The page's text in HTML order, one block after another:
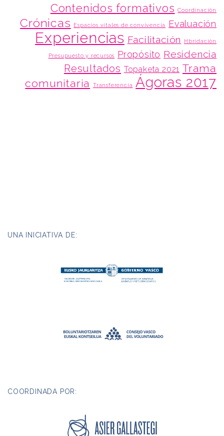
Contenidos formativos Coordinación
Crónicas Espacios vitales de convivencia Evaluación
Experiencias Facilitación Hbridación
Presupuesto y recursos Propósito Residencia
Resultados Topaketa 2021 Trama
comunitaria
Transferencia Ágoras 2017
UNA INICIATIVA DE:
COORDINADA POR: